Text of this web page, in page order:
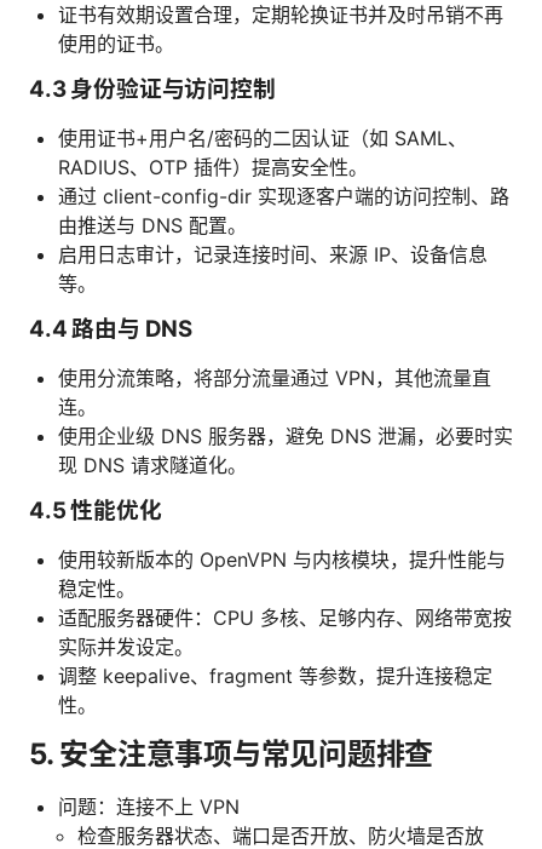
证书有效期设置合理，定期轮换证书并及时吊销不再
使用的证书。
4.3 身份验证与访问控制
使用证书+用户名/密码的二因认证（如 SAML、
RADIUS、OTP 插件）提高安全性。
通过 client-config-dir 实现逐客户端的访问控制、路
由推送与 DNS 配置。
启用日志审计，记录连接时间、来源 IP、设备信息
等。
4.4 路由与 DNS
使用分流策略，将部分流量通过 VPN，其他流量直
连。
使用企业级 DNS 服务器，避免 DNS 泄漏，必要时实
现 DNS 请求隧道化。
4.5 性能优化
使用较新版本的 OpenVPN 与内核模块，提升性能与
稳定性。
适配服务器硬件：CPU 多核、足够内存、网络带宽按
实际并发设定。
调整 keepalive、fragment 等参数，提升连接稳定
性。
5. 安全注意事项与常见问题排查
问题：连接不上 VPN
检查服务器状态、端口是否开放、防火墙是否放